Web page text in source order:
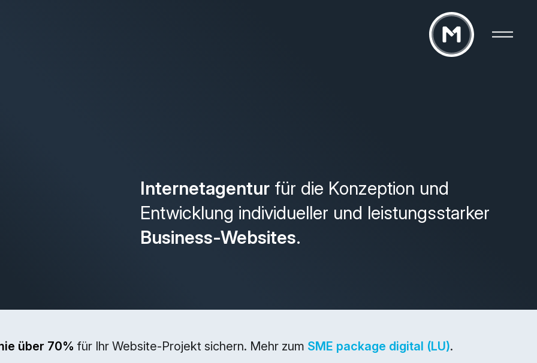
Internetagenturfür die Konzeption und
Entwicklung individueller und leistungsstarker
Business-Websites.
über 70% für Ihr Website-Projekt sichern. Mehr zum SME package digital (LU).